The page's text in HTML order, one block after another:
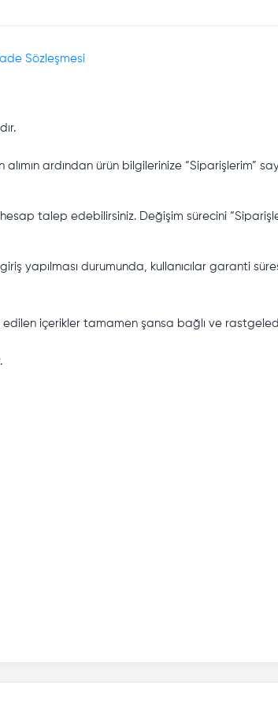
Sözleşmesi
ardından ürün bilgilerinize “Siparişlerim”
talep edebilirsiniz. Değişim sürecini
yapılması durumunda, kullanıcılar garanti
edilen içerikler tamamen şansa bağlı ve